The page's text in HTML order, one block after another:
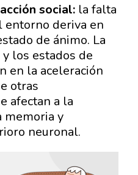
social: la falta
entorno deriva en
de ánimo. La
los estados de
en la aceleración
otras
afectan a la
memoria y
neuronal.